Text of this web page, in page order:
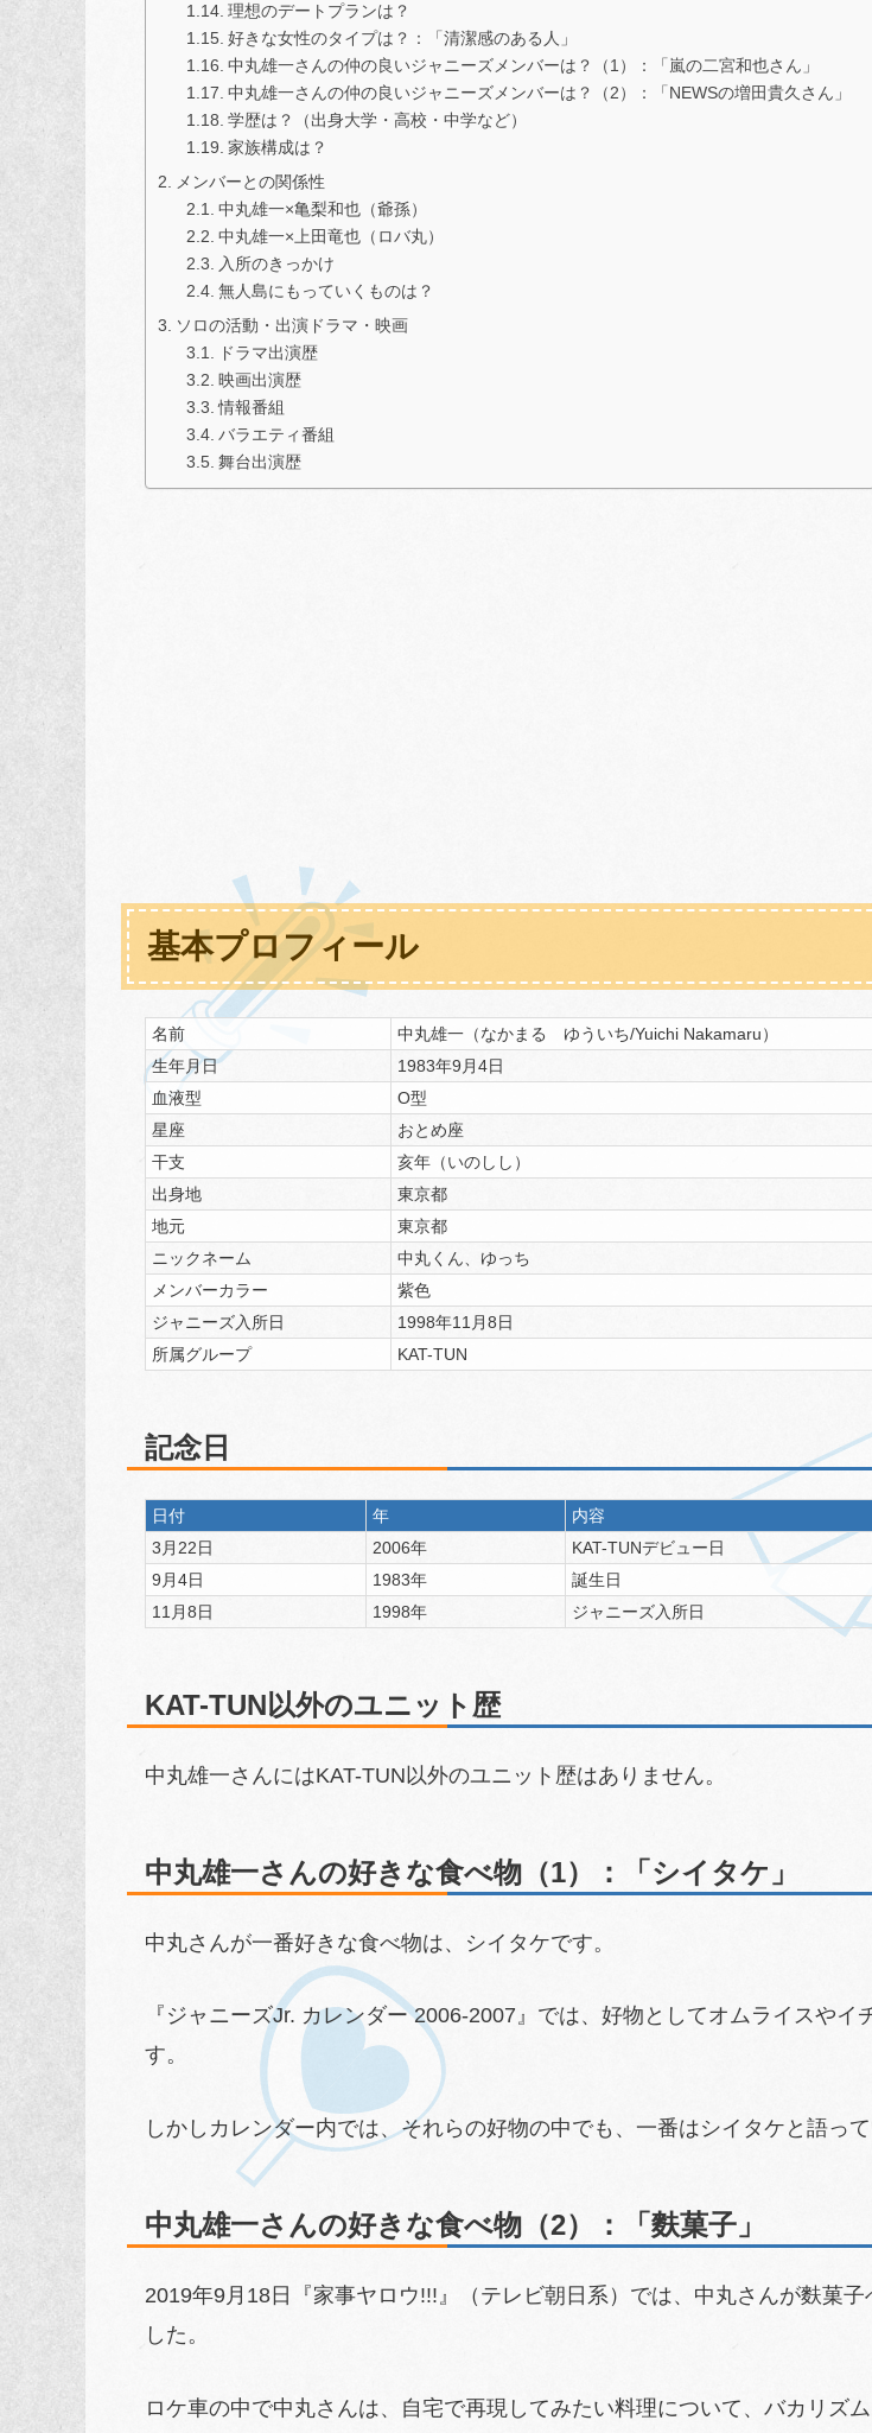
理想のデートプランは？
好きな女性のタイプは？：「清潔感のある人」
中丸雄一さんの仲の良いジャニーズメンバーは？（1）：「嵐の二宮和也さん」
中丸雄一さんの仲の良いジャニーズメンバーは？（2）：「NEWSの増田貴久さん」
学歴は？（出身大学・高校・中学など）
家族構成は？
メンバーとの関係性
中丸雄一×亀梨和也（爺孫）
中丸雄一×上田竜也（ロバ丸）
入所のきっかけ
無人島にもっていくものは？
ソロの活動・出演ドラマ・映画
ドラマ出演歴
映画出演歴
情報番組
バラエティ番組
舞台出演歴
基本プロフィール
名前
中丸雄一（なかまる ゆういち/Yuichi Nakamaru）
生年月日
1983年9月4日
血液型
O型
星座
おとめ座
干支
亥年（いのしし）
出身地
東京都
地元
東京都
ニックネーム
中丸くん、ゆっち
メンバーカラー
紫色
ジャニーズ入所日
1998年11月8日
所属グループ
KAT-TUN
記念日
日付 年
内容
3月22日
2006年
KAT-TUNデビュー日
9月4日
1983年
誕生日
11月8日
1998年 ジャニーズ入所日
KAT-TUN以外のユニット歴
中丸雄一さんにはKAT-TUN以外のユニット歴はありません。
中丸雄一さんの好きな食べ物（1）：「シイタケ」
中丸さんが一番好きな食べ物は、シイタケです。
『ジャニーズJr. カレンダー 2006-2007』では、好物としてオムライスやイ
す。
しかしカレンダー内では、それらの好物の中でも、一番はシイタケと語って
中丸雄一さんの好きな食べ物（2）：「麩菓子」
2019年9月18日『家事ヤロウ!!!』（テレビ朝日系）では、中丸さんが麩菓子
した。
ロケ車の中で中丸さんは、自宅で再現してみたい料理について、バカリズ